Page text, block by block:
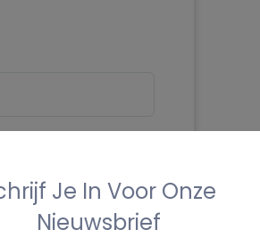
Je In Voor Onze
Nieuwsbrief